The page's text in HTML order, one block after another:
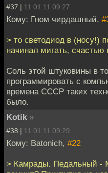
#37 | 11.01.11 09:27
Кому: Гном чирдашный,
> то светодиод в (носу!)
начинал мигать,
Соль этой штуковины в
программировать с
времена СССР таких
было.
Kotik »
#38 | 11.01.11 09:29
Кому: Batonich, #22
> Камрады. Педальный -